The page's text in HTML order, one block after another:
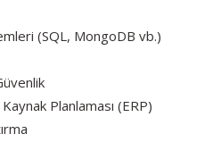
(SQL, MongoDB vb.)
Planlaması (ERP)